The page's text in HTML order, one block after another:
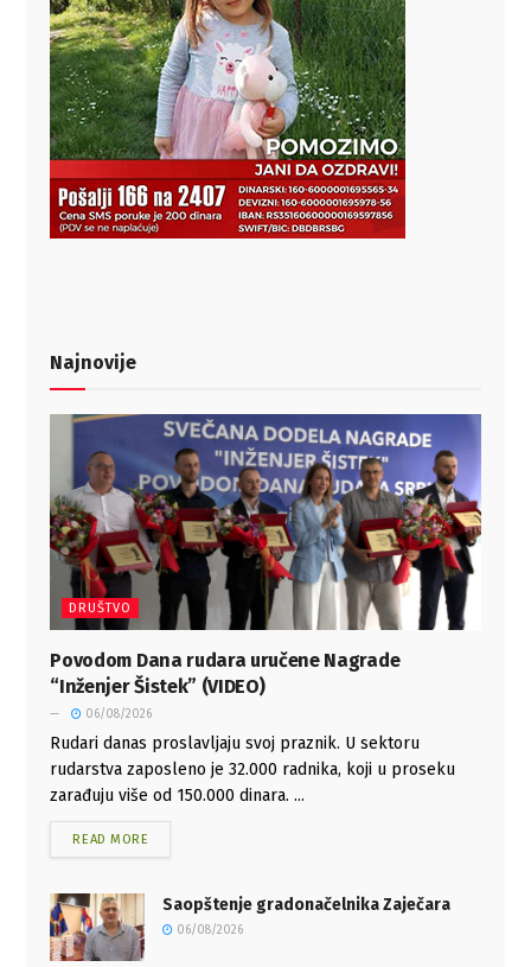
Najnovije
DRUŠTVO
Povodom Dana rudara uručene Nagrade
“Inženjer Šistek” (VIDEO)
06/08/2026
Rudari danas proslavljaju svoj praznik. U sektoru
rudarstva zaposleno je 32.000 radnika, koji u proseku
zarađuju više od 150.000 dinara. ...
READ MORE
Saopštenje gradonačelnika Zaječara
06/08/2026